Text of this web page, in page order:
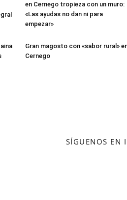
en Cernego tropieza con un muro:
«Las ayudas no dan ni para
empezar»
Gran magosto con «sabor rural»
Cernego
SÍGUENOS EN